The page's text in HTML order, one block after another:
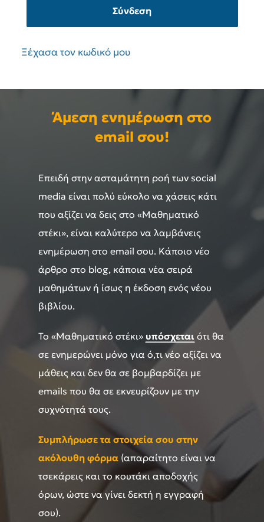
Σύνδεση
Ξέχασα τον κωδικό μου
Άμεση ενημέρωση στο
email σου!
Επειδή στην ασταμάτητη ροή των social
media είναι πολύ εύκολο να χάσεις κάτι
που αξίζει να δεις στο «Μαθηματικό
στέκι», είναι καλύτερο να λαμβάνεις
ενημέρωση στο email σου. Κάποιο νέο
άρθρο στο blog, κάποια νέα σειρά
μαθημάτων ή ίσως η έκδοση ενός νέου
βιβλίου.
Το «Μαθηματικό στέκι» υπόσχεται ότι θα
σε ενημερώνει μόνο για ό,τι νέο αξίζει να
μάθεις και δεν θα σε βομβαρδίζει με
emails που θα σε εκνευρίζουν με την
συχνότητά τους.
Συμπλήρωσε τα στοιχεία σου στην
ακόλουθη φόρμα (απαραίτητο είναι να
τσεκάρεις και το κουτάκι αποδοχής
όρων, ώστε να γίνει δεκτή η εγγραφή
σου).